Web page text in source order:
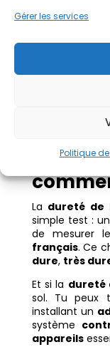
Gérer les services
Politique
tropfaible en
reste
Si tu veux
, il
La dureté de
simple test :
de mesurer
français. Ce
dure, très
Et si la dureté
sol. Tu peux
installant un
système
appareils